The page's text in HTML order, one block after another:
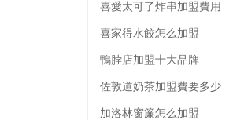
喜愛太可了炸串加盟費用
喜家得水餃怎么加盟
鴨脖店加盟十大品牌
佐敦道奶茶加盟費要多少
加洛林窗簾怎么加盟